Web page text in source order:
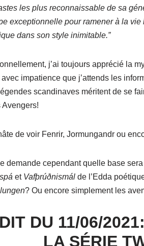
les plus reconnaissable de sa
exceptionnelle pour ramener à la
dans son style inimitable.”
j’ai toujours apprécié la
avec impatience que j’attends les
scandinaves méritent de se
Avengers!
de voir Fenrir, Jormungandr ou
demande cependant quelle base
et Vafþrúðnismál de l’Edda
? Ou encore simplement les
DU 11/06/
LA SÉRIE